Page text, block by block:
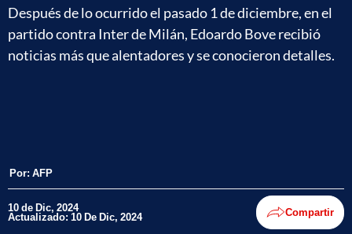
Después de lo ocurrido el pasado 1 de diciembre, en el
partido contra Inter de Milán, Edoardo Bove recibió
noticias más que alentadores y se conocieron detalles.
Por: AFP
10 de Dic, 2024
Actualizado: 10 De Dic, 2024 Compartir